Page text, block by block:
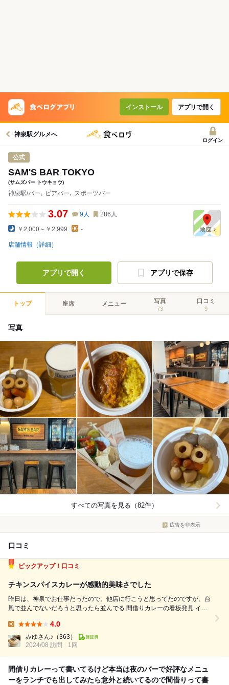
インストール アプリで開く
神泉駅グルメへ
ログイン
公式
SAM'S BAR TOKYO
(サムズバー トウキョウ)
神泉駅/バー､ ビアバー､ スポーツバー
3.07 9人 286 人
￥2,000～￥2,999 -
店舗情報（詳細）
アプリで開く アプリで保存
トップ 座席 メニュー 写真
73
口コミ
9
写真
すべての写真を見る（82件）
広告を非表示
口コミ
ピックアップ！口コミ
チキンスパイスカレーが感動的美味さでした
昨日は、神泉でお仕事だったので、他店に行こうと思ってたのですが、台
風で並んでないだろうと思ったら並んでる 間借りカレーの看板発見 イン
スあります。これは行くっきゃない。 エレベーターで4階まであがると、
バーっぽくないカフ...
4.0
みゆさん♪ （363）
2024/08 訪問
1回
間借りカレーって書いてるけど本当は夜のバーで好評なメニュ
ーをランチでも出してみたら意外と続いてるので間借りって書